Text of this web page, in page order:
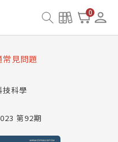
0
統維護中，本站同步暫
產合併與書櫃開通申請
常見問題
要說明及資產合併結果
統維護中，本站同步暫
技科學
第92期